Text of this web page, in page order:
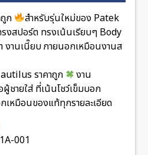
ก
สำหรับรุ่นใหม่ของ Patek
สปอร์ต ทรงเน้นเรียบๆ Body
งานเนี๊ยบ ภายนอกเหมือนงานส
ราคาถูก
งาน
ชายใส่ ที่เน้นโชว์เข็มบอก
เหมือนของแท้ทุกรายละเอียด
001